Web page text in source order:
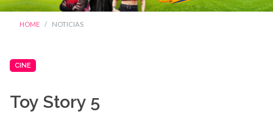
HOME NOTICIAS
CINE
Toy Story 5